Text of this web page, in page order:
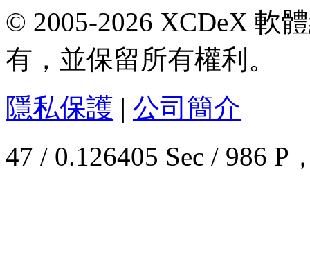
© 2005-2026 XCDeX 軟
有，並保留所有權利。
隱私保護 | 公司簡介
47 / 0.126405 Sec / 986